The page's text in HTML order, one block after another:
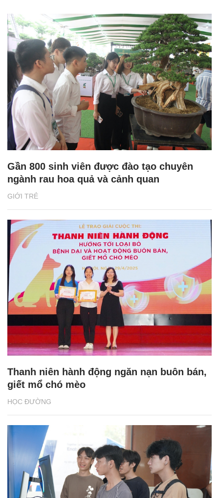
GIỚI TRẺ
Gần 800 sinh viên được đào tạo chuyên
ngành rau hoa quả và cảnh quan
HỌC ĐƯỜNG
Thanh niên hành động ngăn nạn buôn bán,
giết mổ chó mèo